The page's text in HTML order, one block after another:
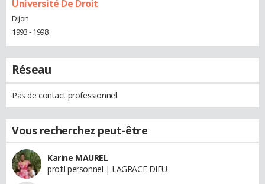
Université De Droit
Dijon
1993 - 1998
Réseau
Pas de contact professionnel
Vous recherchez peut-être
Karine MAUREL
profil personnel | LAGRACE DIEU